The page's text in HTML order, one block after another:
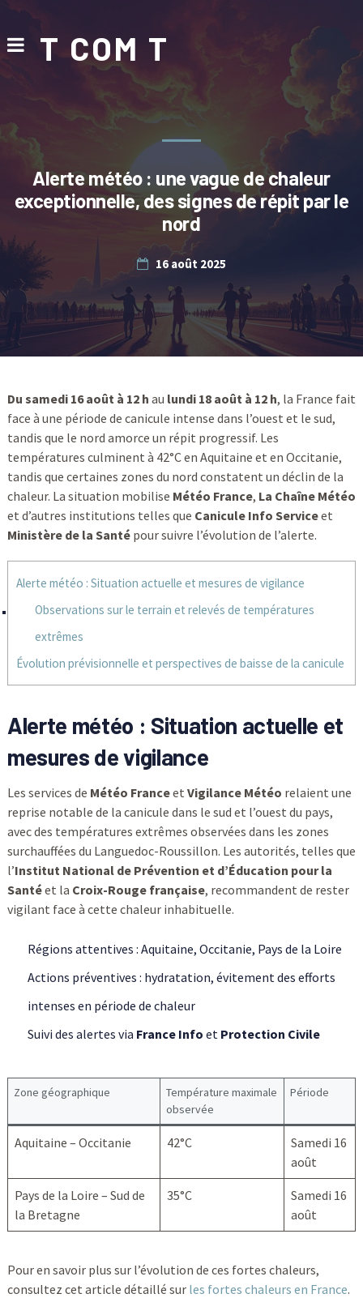
T COM T
Alerte météo : une vague de chaleur
exceptionnelle, des signes de répit par le
nord
16 août 2025
Du samedi 16 août à 12 h au lundi 18 août à 12 h, la France fait
face à une période de canicule intense dans l’ouest et le sud,
tandis que le nord amorce un répit progressif. Les
températures culminent à 42°C en Aquitaine et en Occitanie,
tandis que certaines zones du nord constatent un déclin de la
chaleur. La situation mobilise Météo France, La Chaîne Météo
et d’autres institutions telles que Canicule Info Serviceet
Ministère de la Santépour suivre l’évolution de l’alerte.
Alerte météo : Situation actuelle et mesures de vigilance
Observations sur le terrain et relevés de températures
extrêmes
Évolution prévisionnelle et perspectives de baisse de la canicule
Alerte météo : Situation actuelle et
mesures de vigilance
Les services de Météo Franceet Vigilance Météo relaient une
reprise notable de la canicule dans le sud et l’ouest du pays,
avec des températures extrêmes observées dans les zones
surchauffées du Languedoc-Roussillon. Les autorités, telles que
l’Institut National de Prévention et d’Éducation pour la
Santéet la Croix-Rouge française, recommandent de rester
vigilant face à cette chaleur inhabituelle.
Régions attentives : Aquitaine, Occitanie, Pays de la Loire
Actions préventives : hydratation, évitement des efforts
intenses en période de chaleur
Suivi des alertes via France Info et Protection Civile
Zone géographique
Température maximale
observée
Période
Aquitaine – Occitanie 42°C
Samedi 16
août
Pays de la Loire – Sud de
la Bretagne
35°C
Samedi 16
août
Pour en savoir plus sur l’évolution de ces fortes chaleurs,
consultez cet article détaillé sur les fortes chaleurs en France.